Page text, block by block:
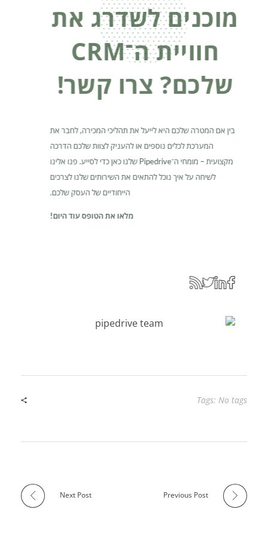
מוכנים לשדרג את
חוויית ה־CRM
שלכם? צרו קשר!
בין אם המטרה שלכם היא לייעל את תהליכי המכירה, לחבר את
המערכת לכלים נוספים או להעניק לצוות שלכם הדרכה
מקצועית – מומחי ה־Pipedrive שלנו כאן כדי לסייע. פנו אלינו
לשיחה על איך נוכל להתאים את השירותים שלנו לצרכים
הייחודיים של העסק שלכם.
מלאו את הטופס עוד היום!
Tags: No tags
Previous Post
Next Post